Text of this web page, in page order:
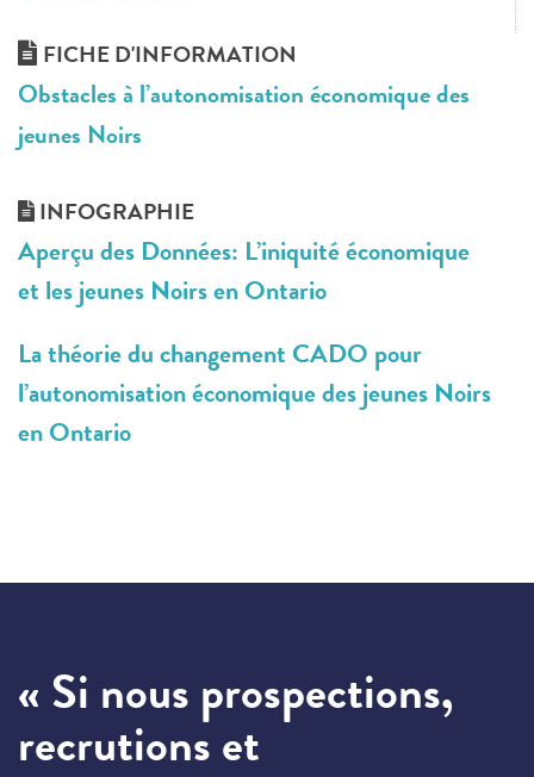
FICHE D'INFORMATION
Obstacles à l’autonomisation économique des
jeunes Noirs
INFOGRAPHIE
Aperçu des Données: L’iniquité économique
et les jeunes Noirs en Ontario
La théorie du changement CADO pour
l’autonomisation économique des jeunes Noirs
en Ontario
« Si nous prospections,
recrutions et